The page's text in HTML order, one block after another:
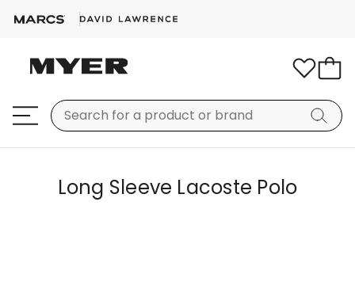
Long Sleeve Lacoste Polo